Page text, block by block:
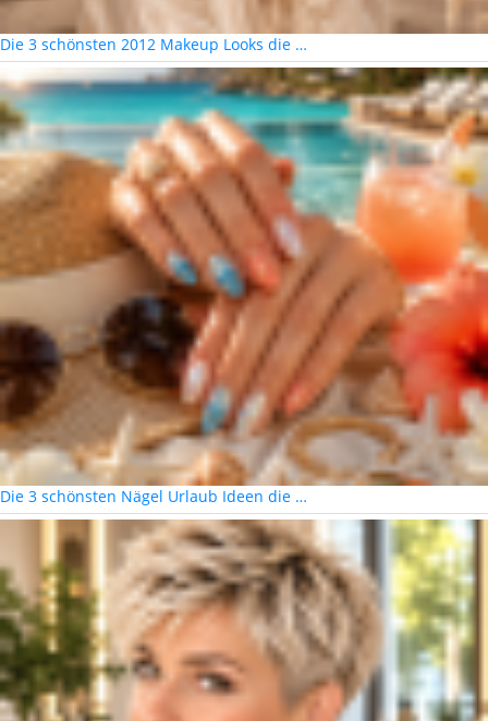
Die 3 schönsten 2012 Makeup Looks die …
Die 3 schönsten Nägel Urlaub Ideen die …